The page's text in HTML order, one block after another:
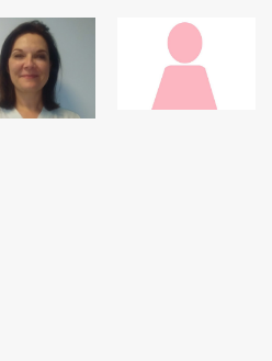
89 64 84
59
03 89 64 77